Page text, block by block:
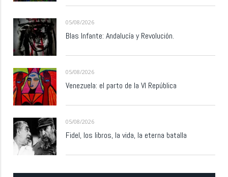
05/08/2026
Blas Infante: Andalucía y Revolución.
05/08/2026
Venezuela: el parto de la VI República
05/08/2026
Fidel, los libros, la vida, la eterna batalla